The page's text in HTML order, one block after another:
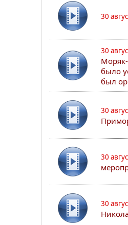
30
30
было
был
30
30
30